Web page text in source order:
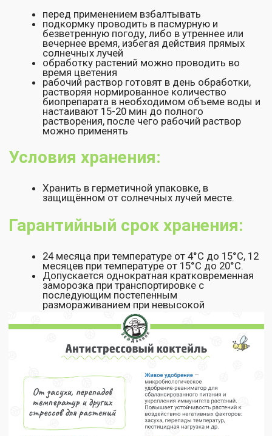
+7
Нажимая на кнопку "Отправить", Вы соглашаетесь на
обработку персональных данных,а также принимаете
Отправить
конфиденциальности
Оферта
Доставка и
оплата
Партнерам
Каталог
Где купить
140081, Московская обл., г. Лыткарино,
ул.Набережная, д.7, помещение I-1
info@ekodachnik.ru
+7 (800) 200 11 06
Документы
Заявка на звонок